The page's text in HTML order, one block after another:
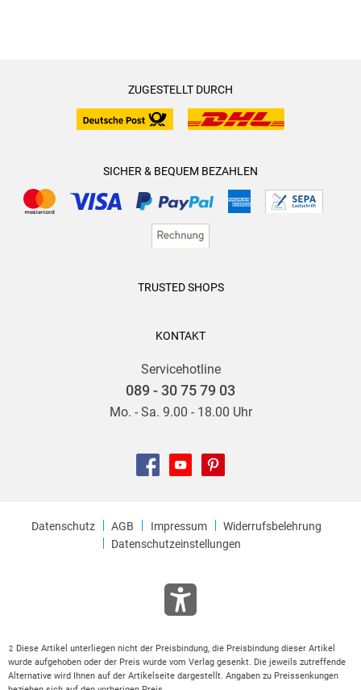
ZUGESTELLT DURCH
SICHER & BEQUEM BEZAHLEN
TRUSTED SHOPS
KONTAKT
Servicehotline
089 - 30 75 79 03
Mo. - Sa. 9.00 - 18.00 Uhr
Datenschutz AGB Impressum
Widerrufsbelehrung
Datenschutzeinstellungen
2
Diese Artikel unterliegen nicht der Preisbindung, die Preisbindung dieser Artikel
wurde aufgehoben oder der Preis wurde vom Verlag gesenkt. Die jeweils zutreffende
Alternative wird Ihnen auf der Artikelseite dargestellt. Angaben zu Preissenkungen